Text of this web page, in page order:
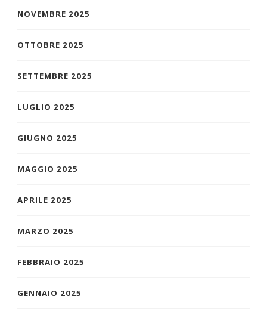
NOVEMBRE 2025
OTTOBRE 2025
SETTEMBRE 2025
LUGLIO 2025
GIUGNO 2025
MAGGIO 2025
APRILE 2025
MARZO 2025
FEBBRAIO 2025
GENNAIO 2025